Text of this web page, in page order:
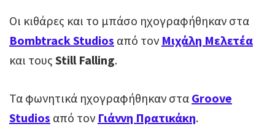
Οι κιθάρες και το μπάσο ηχογραφήθηκαν στα
Bombtrack Studios από τον Μιχάλη Μελετέα
και τους Still Falling.
Τα φωνητικά ηχογραφήθηκαν στα Groove
Studios από τον Γιάννη Πρατικάκη.